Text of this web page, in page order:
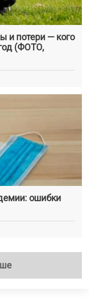
и потери — кого
(ФОТО,
ошибки